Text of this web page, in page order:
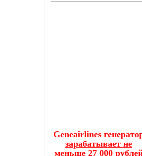
Geneairlines
зарабатывает не
меньше 27 000